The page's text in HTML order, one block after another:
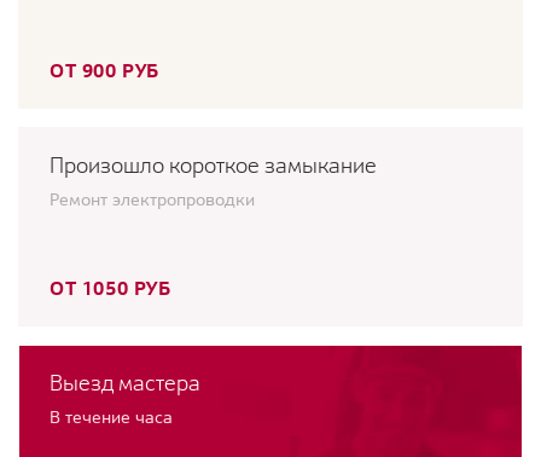
ОТ 900 РУБ
Произошло короткое замыкание
Ремонт электропроводки
ОТ 1050 РУБ
Выезд мастера
В течение часа